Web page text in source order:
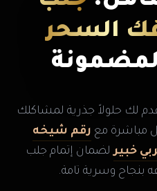
السحر
لك حلولاً جذرية لمشاكلك
مباشرة مع رقم شيخه
خبيرلضمان إتمام جلب